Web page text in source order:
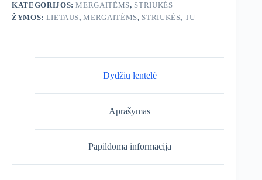
KATEGORIJOS:MERGAITĖMS, STRIUKĖS
ŽYMOS: LIETAUS,MERGAITĖMS, STRIUKĖS, TU
Dydžių lentelė
Aprašymas
Papildoma informacija